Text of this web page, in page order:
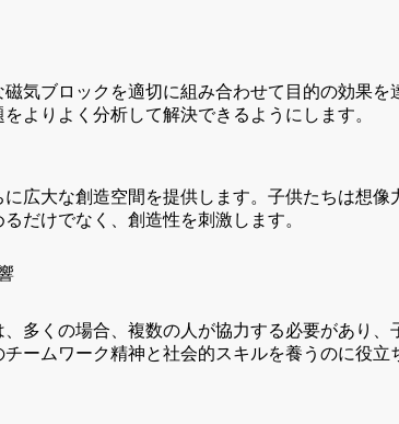
気ブロックを適切に組み合わせて目的の効果
よりよく分析して解決できるようにします。
広大な創造空間を提供します。子供たちは想
だけでなく、創造性を刺激します。
多くの場合、複数の人が協力する必要があり
ームワーク精神と社会的スキルを養うのに役立